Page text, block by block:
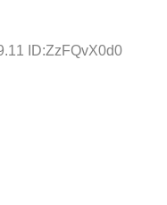
ID:ZzFQvX0d0